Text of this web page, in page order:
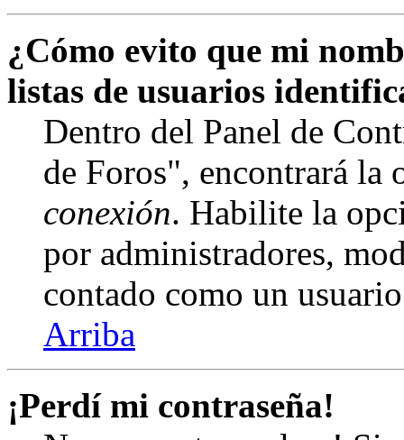
¿Cómo evito que mi
listas de usuarios
Dentro del Panel de
de Foros", encontrará la
conexión. Habilite la
por administradores,
contado como un
Arriba
¡Perdí mi contraseña!